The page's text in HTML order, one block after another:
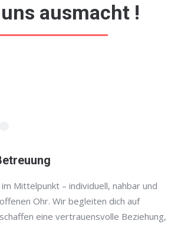
ausmacht !
Mittelpunkt – individuell, nahbar und
Ohr. Wir begleiten dich auf
eine vertrauensvolle Beziehung,